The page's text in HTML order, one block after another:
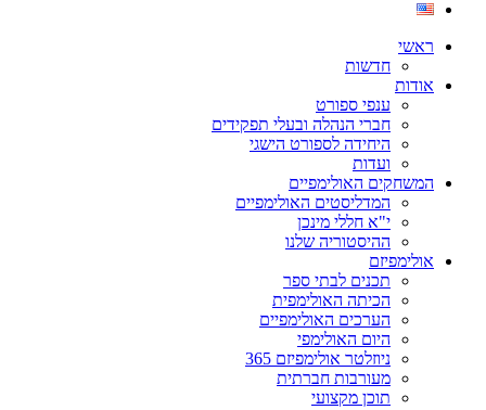
ראשי
חדשות
אודות
ענפי ספורט
חברי הנהלה ובעלי תפקידים
היחידה לספורט הישגי
ועדות
המשחקים האולימפיים
המדליסטים האולימפיים
י"א חללי מינכן
ההיסטוריה שלנו
אולימפיזם
תכנים לבתי ספר
הכיתה האולימפית
הערכים האולימפיים
היום האולימפי
ניוזלטר אולימפיזם 365
מעורבות חברתית
תוכן מקצועי